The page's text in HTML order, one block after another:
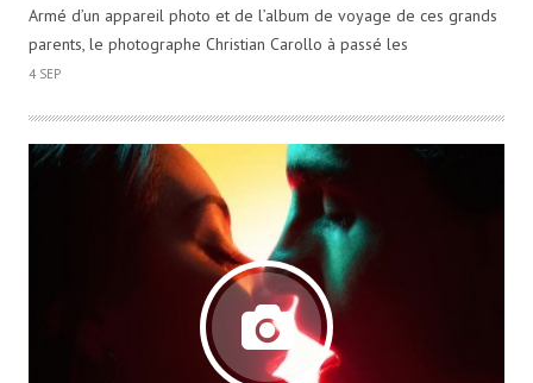
Armé d’un appareil photo et de l’album de voyage de ces grands
parents, le photographe Christian Carollo à passé les
4 SEP